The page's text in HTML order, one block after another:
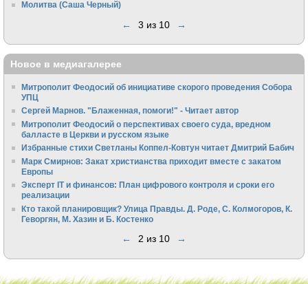
Молитва (Саша Черный)
← 3 из 10 →
Новое в медиагалерее
Митрополит Феодосий об инициативе скорого проведения Собора
УПЦ
Сергей Марнов. "Блаженная, помоги!" - Читает автор
Митрополит Феодосий о перспективах своего суда, вредном
балласте в Церкви и русском языке
Избранные стихи Светланы Коппел-Ковтун читает Дмитрий Бабич
Марк Смирнов: Закат христианства приходит вместе с закатом
Европы
Эксперт IT и финансов: План цифрового контроля и сроки его
реализации
Кто такой планировщик? Улица Правды. Д. Роде, С. Колмогоров, К.
Геворгян, М. Хазин и Б. Костенко
← 2 из 10 →